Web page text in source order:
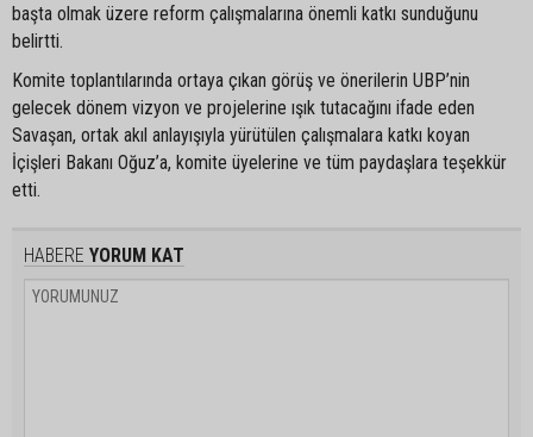
başta olmak üzere reform çalışmalarına önemli katkı sunduğunu
belirtti.
Komite toplantılarında ortaya çıkan görüş ve önerilerin UBP’nin
gelecek dönem vizyon ve projelerine ışık tutacağını ifade eden
Savaşan, ortak akıl anlayışıyla yürütülen çalışmalara katkı koyan
İçişleri Bakanı Oğuz’a, komite üyelerine ve tüm paydaşlara teşekkür
etti.
HABERE YORUM KAT